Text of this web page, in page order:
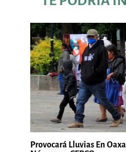
Provocará Lluvias En